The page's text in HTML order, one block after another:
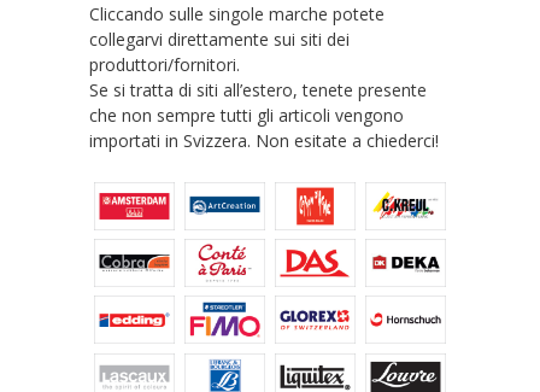
Cliccando sulle singole marche potete
collegarvi direttamente sui siti dei
produttori/fornitori.
Se si tratta di siti all’estero, tenete presente
che non sempre tutti gli articoli vengono
importati in Svizzera. Non esitate a chiederci!